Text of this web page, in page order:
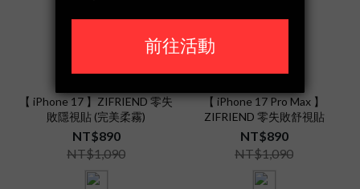
【 iPhone 17 】ZIFRIEND 零失
敗隱視貼 (完美柔霧)
NT$890
NT$1,090
【 iPhone 17 Pro Max 】
ZIFRIEND 零失敗舒視貼
NT$890
NT$1,090